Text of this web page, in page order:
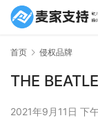
首页 侵权品牌
THE
2021年9月11日 下